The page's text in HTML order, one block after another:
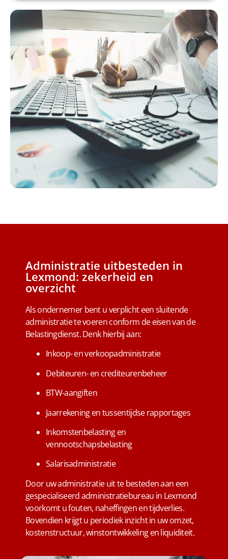
Administratie uitbesteden in
Lexmond: zekerheid en
overzicht
Als ondernemer bent u verplicht een sluitende
administratie te voeren conform de eisen van de
Belastingdienst. Denk hierbij aan:
Inkoop- en verkoopadministratie
Debiteuren- en crediteurenbeheer
BTW-aangiften
Jaarrekening en tussentijdse rapportages
Inkomstenbelasting en
vennootschapsbelasting
Salarisadministratie
Door uw administratie uit te besteden aan een
gespecialiseerd administratiebureau in Lexmond
voorkomt u fouten, naheffingen en tijdverlies.
Bovendien krijgt u periodiek inzicht in uw omzet,
kostenstructuur, winstontwikkeling en liquiditeit.